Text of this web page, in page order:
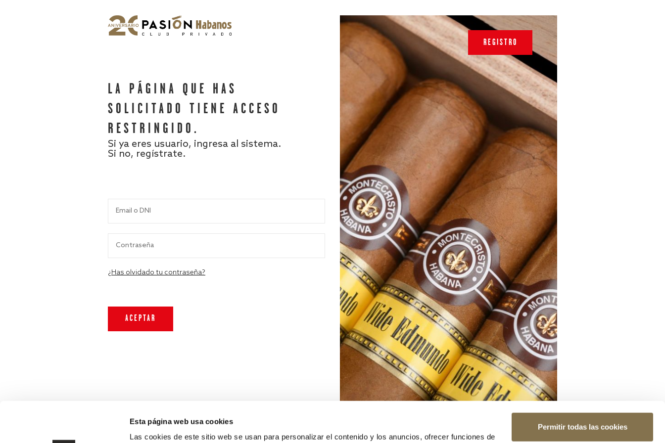
Esta página web usa cookies
Las cookies de este sitio web se usan para personalizar el contenido y los anuncios, ofrecer funciones de
Permitir todas las cookies
LA PÁGINA QUE HAS
SOLICITADO TIENE ACCESO
RESTRINGIDO.
Si ya eres usuario, ingresa al sistema.
Si no, regístrate.
¿Has olvidado tu contraseña?
REGISTRO